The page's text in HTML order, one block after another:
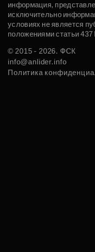
информация,
исключительно
условиях не является
положениями статьи
© 2015 - 2026. ФСК
info@anlider.info
Политика